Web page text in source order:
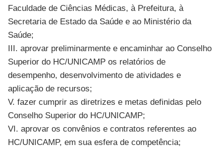
Faculdade de Ciências Médicas, à Prefeitura, à
Secretaria de Estado da Saúde e ao Ministério da
Saúde;
III. aprovar preliminarmente e encaminhar ao Conselho
Superior do HC/UNICAMP os relatórios de
desempenho, desenvolvimento de atividades e
aplicação de recursos;
V. fazer cumprir as diretrizes e metas definidas pelo
Conselho Superior do HC/UNICAMP;
VI. aprovar os convênios e contratos referentes ao
HC/UNICAMP, em sua esfera de competência;